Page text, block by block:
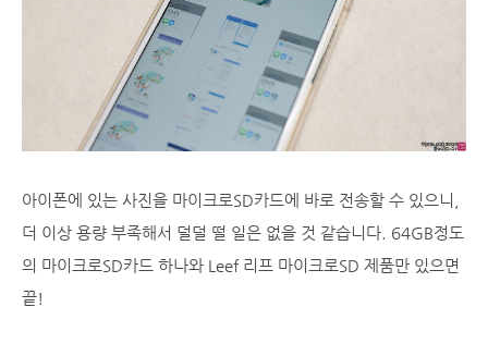
아이폰에 있는 사진을 마이크로SD카드에 바로 전송할 수 있으니,
더 이상 용량 부족해서 덜덜 떨 일은 없을 것 같습니다. 64GB정도
의 마이크로SD카드 하나와 Leef 리프 마이크로SD 제품만 있으면
끝!